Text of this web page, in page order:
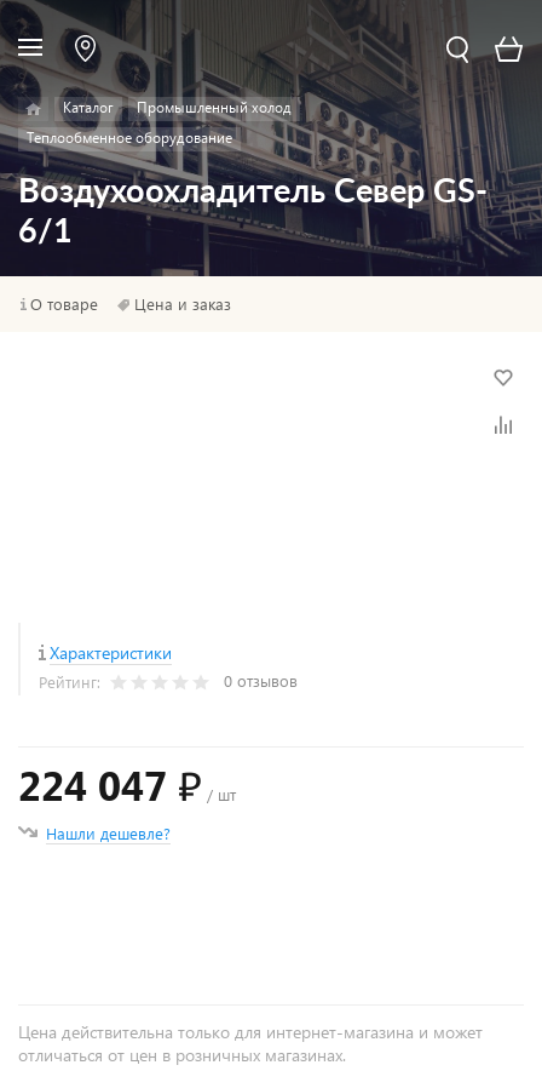
Каталог
Промышленный холод
Теплообменное оборудование
Воздухоохладитель Север GS-
6/1
О товаре Цена и заказ
Характеристики
Рейтинг: 0 отзывов
224 047 ₽ / шт
Нашли дешевле?
Цена действительна только для интернет-магазина и может
отличаться от цен в розничных магазинах.